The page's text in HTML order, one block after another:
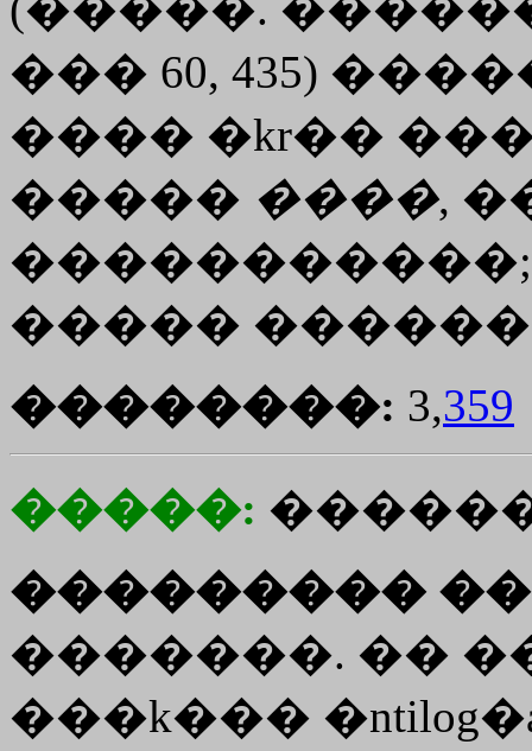
��� 60, 435)
���� �kr��
����� ����,
�����
��������: 3,359
�����:
���������
�������. ��
���k���